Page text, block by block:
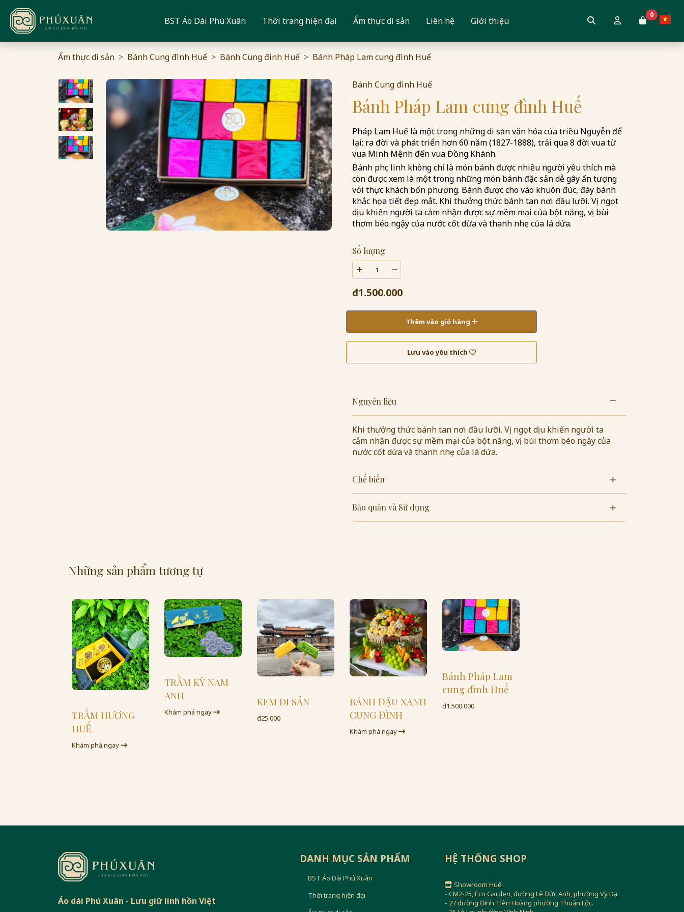
BST Áo Dài Phú Xuân Thời trang hiện đại Ẩm thực di sản Liên hệ Giới thiệu
0
Ẩm thực di sản Bánh Cung đình Huế Bánh Cung đình Huế Bánh Pháp Lam cung đình Huế
Bánh Cung đình Huế
Bánh Pháp Lam cung đình Huế
Pháp Lam Huế là một trong những di sản văn hóa của triều Nguyễn để
lại; ra đời và phát triển hơn 60 năm (1827-1888), trải qua 8 đời vua từ
vua Minh Mệnh đến vua Đồng Khánh.
Bánh phục linh không chỉ là món bánh được nhiều người yêu thích mà
còn được xem là một trong những món bánh đặc sản dễ gây ấn tượng
với thực khách bốn phương. Bánh được cho vào khuôn đúc, đáy bánh
khắc họa tiết đẹp mắt. Khi thưởng thức bánh tan nơi đầu lưỡi. Vị ngọt
dịu khiến người ta cảm nhận được sự mềm mại của bột năng, vị bùi
thơm béo ngậy của nước cốt dừa và thanh nhẹ của lá dứa.
Số lượng
đ1.500.000
Thêm vào giỏ hàng
Lưu vào yêu thích
Nguyên liệu
Khi thưởng thức bánh tan nơi đầu lưỡi. Vị ngọt dịu khiến người ta
cảm nhận được sự mềm mại của bột năng, vị bùi thơm béo ngậy của
nước cốt dừa và thanh nhẹ của lá dứa.
Chế biến
Bảo quản và Sử dụng
Những sản phẩm tương tự
TRẦM HƯƠNG
HUẾ
Khám phá ngay
TRẦM KỲ NAM
ANH
Khám phá ngay
KEM DI SẢN
đ25.000
BÁNH ĐẬU XANH
CUNG ĐÌNH
Khám phá ngay
Bánh Pháp Lam
cung đình Huế
đ1.500.000
Áo dài Phú Xuân - Lưu giữ linh hồn Việt
DANH MỤC SẢN PHẨM
BST Áo Dài Phú Xuân
Thời trang hiện đại
HỆ THỐNG SHOP
Showroom Huế:
- CM2-25, Eco Garden, đường Lê Đức Anh, phường Vỹ Dạ.
- 27 đường Đinh Tiên Hoàng phường Thuận Lộc.